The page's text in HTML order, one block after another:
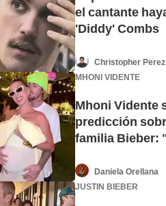
el cantante
'Diddy' Combs
Christopher Perez
MHONI VIDENTE
Mhoni Vidente
predicción
familia Bieber:
Daniela Orellana
JUSTIN BIEBER